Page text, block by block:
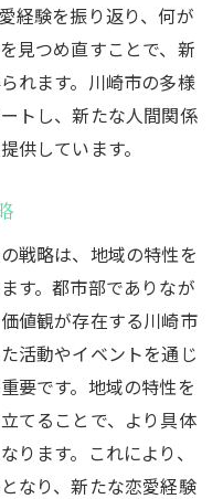
経験を振り返り、何が
見つめ直すことで、新
れます。川崎市の多様
トし、新たな人間関係
供しています。
戦略は、地域の特性を
す。都市部でありなが
値観が存在する川崎市
活動やイベントを通じ
要です。地域の特性を
てることで、より具体
ります。これにより、
なり、新たな恋愛経験